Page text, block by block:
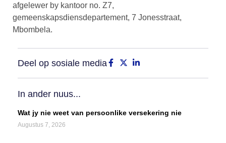
afgelewer by kantoor no. Z7,
gemeenskapsdiensdepartement, 7 Jonesstraat,
Mbombela.
Deel op sosiale media
In ander nuus...
Wat jy nie weet van persoonlike versekering nie
Augustus 7, 2026